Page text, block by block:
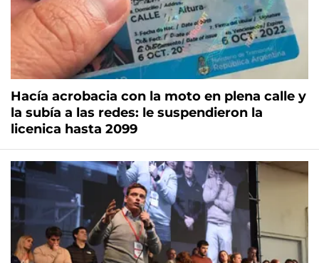
Hacía acrobacia con la moto en plena calle y
la subía a las redes: le suspendieron la
licenica hasta 2099